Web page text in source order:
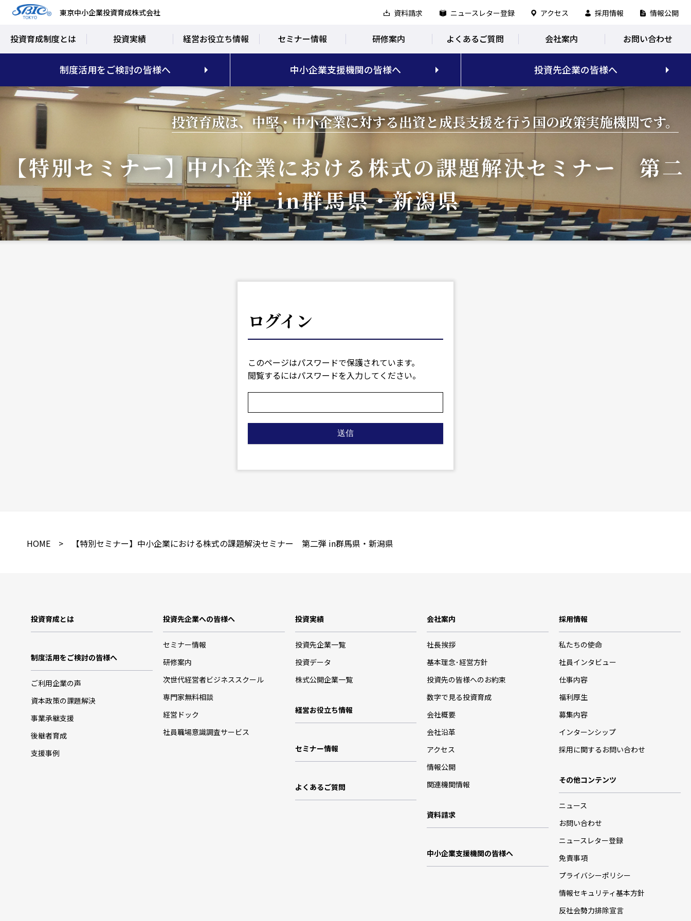
東京中小企業投資育成株式会社 資料請求 ニュースレター登録 アクセス 採用情報 情報公開
投資育成制度とは 投資実績 経営お役立ち情報 セミナー情報 研修案内 よくあるご質問 会社案内 お問い合わせ
制度活用をご検討の皆様へ 中小企業支援機関の皆様へ 投資先企業の皆様へ
投資育成は、中堅・中小企業に対する出資と成長支援を行う国の政策実施機関です。
【特別セミナー】中小企業における株式の課題解決セミナー 第二
弾 in群馬県・新潟県
ログイン
このページはパスワードで保護されています。
閲覧するにはパスワードを入力してください。
HOME > 【特別セミナー】中小企業における株式の課題解決セミナー 第二弾 in群馬県・新潟県
投資育成とは
制度活用をご検討の皆様へ
ご利用企業の声
資本政策の課題解決
事業承継支援
後継者育成
支援事例
投資先企業への皆様へ
セミナー情報
研修案内
次世代経営者ビジネススクール
専門家無料相談
経営ドック
社員職場意識調査サービス
投資実績
投資先企業一覧
投資データ
株式公開企業一覧
経営お役立ち情報
セミナー情報
よくあるご質問
会社案内
社長挨拶
基本理念･経営方針
投資先の皆様へのお約束
数字で見る投資育成
会社概要
会社沿革
アクセス
情報公開
関連機関情報
資料請求
中小企業支援機関の皆様へ
採用情報
私たちの使命
社員インタビュー
仕事内容
福利厚生
募集内容
インターンシップ
採用に関するお問い合わせ
その他コンテンツ
ニュース
お問い合わせ
ニュースレター登録
免責事項
プライバシーポリシー
情報セキュリティ基本方針
反社会勢力排除宣言